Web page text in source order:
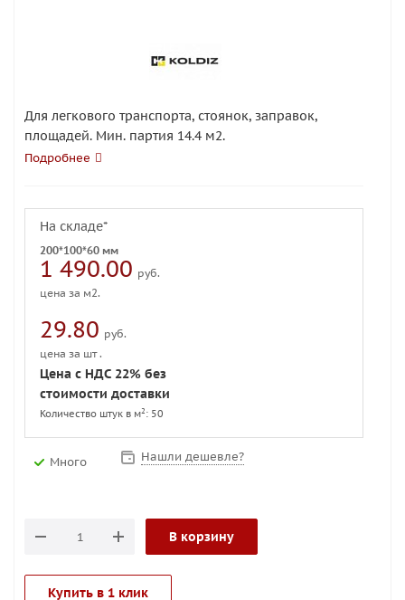
Для легкового транспорта, стоянок, заправок,
площадей. Мин. партия 14.4 м2.
Подробнее
На складе*
200*100*60 мм
1 490.00 руб.
цена за м2.
29.80 руб.
цена за шт .
Цена с НДС 22% без
стоимости доставки
Количество штук в м2 : 50
Много Нашли дешевле?
В корзину
Купить в 1 клик